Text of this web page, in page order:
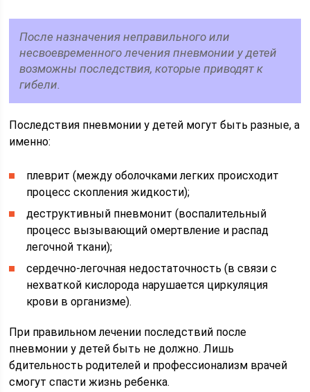
После назначения неправильного или
несвоевременного лечения пневмонии у детей
возможны последствия, которые приводят к
гибели.
Последствия пневмонии у детей могут быть разные, а
именно:
плеврит (между оболочками легких происходит
процесс скопления жидкости);
деструктивный пневмонит (воспалительный
процесс вызывающий омертвление и распад
легочной ткани);
сердечно-легочная недостаточность (в связи с
нехваткой кислорода нарушается циркуляция
крови в организме).
При правильном лечении последствий после
пневмонии у детей быть не должно. Лишь
бдительность родителей и профессионализм врачей
смогут спасти жизнь ребенка.